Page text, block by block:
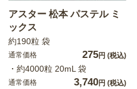
アスター 松本 パステル ミ
ックス
約190粒 袋
通常価格 275円 (税込)
・約4000粒 20mL 袋
通常価格 3,740円 (税込)